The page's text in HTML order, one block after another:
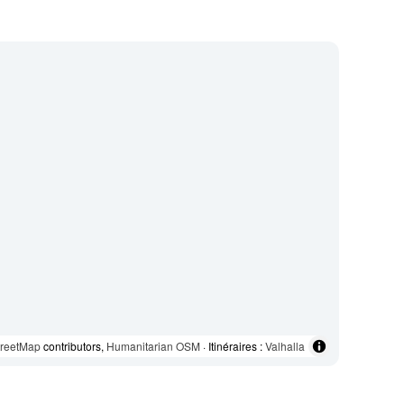
contributors, Humanitarian OSM · Itinéraires :Valhalla